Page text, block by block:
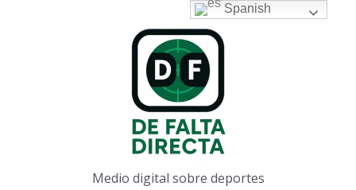
Medio digital sobre deportes
Spanish